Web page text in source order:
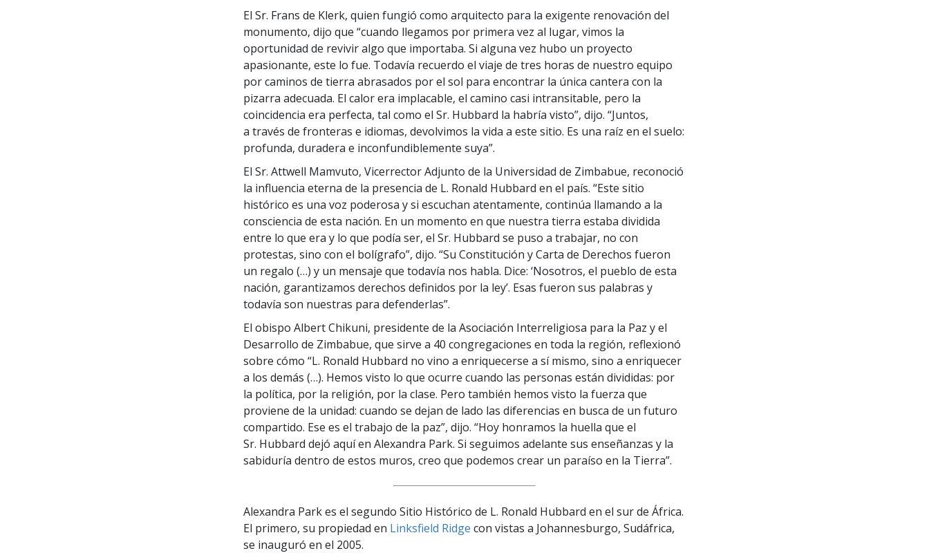
El Sr. Frans de Klerk, quien fungió como arquitecto para la exigente renovación del
monumento, dijo que “cuando llegamos por primera vez al lugar, vimos la
oportunidad de revivir algo que importaba. Si alguna vez hubo un proyecto
apasionante, este lo fue. Todavía recuerdo el viaje de tres horas de nuestro equipo
por caminos de tierra abrasados por el sol para encontrar la única cantera con la
pizarra adecuada. El calor era implacable, el camino casi intransitable, pero la
coincidencia era perfecta, tal como el Sr. Hubbard la habría visto”, dijo. “Juntos,
a través de fronteras e idiomas, devolvimos la vida a este sitio. Es una raíz en el suelo:
profunda, duradera e inconfundiblemente suya”.
El Sr. Attwell Mamvuto, Vicerrector Adjunto de la Universidad de Zimbabue, reconoció
la influencia eterna de la presencia de L. Ronald Hubbard en el país. “Este sitio
histórico es una voz poderosa y si escuchan atentamente, continúa llamando a la
consciencia de esta nación. En un momento en que nuestra tierra estaba dividida
entre lo que era y lo que podía ser, el Sr. Hubbard se puso a trabajar, no con
protestas, sino con el bolígrafo”, dijo. “Su Constitución y Carta de Derechos fueron
un regalo (…) y un mensaje que todavía nos habla. Dice: ‘Nosotros, el pueblo de esta
nación, garantizamos derechos definidos por la ley’. Esas fueron sus palabras y
todavía son nuestras para defenderlas”.
El obispo Albert Chikuni, presidente de la Asociación Interreligiosa para la Paz y el
Desarrollo de Zimbabue, que sirve a 40 congregaciones en toda la región, reflexionó
sobre cómo “L. Ronald Hubbard no vino a enriquecerse a sí mismo, sino a enriquecer
a los demás (…). Hemos visto lo que ocurre cuando las personas están divididas: por
la política, por la religión, por la clase. Pero también hemos visto la fuerza que
proviene de la unidad: cuando se dejan de lado las diferencias en busca de un futuro
compartido. Ese es el trabajo de la paz”, dijo. “Hoy honramos la huella que el
Sr. Hubbard dejó aquí en Alexandra Park. Si seguimos adelante sus enseñanzas y la
sabiduría dentro de estos muros, creo que podemos crear un paraíso en la Tierra”.
Alexandra Park es el segundo Sitio Histórico de L. Ronald Hubbard en el sur de África.
El primero, su propiedad en Linksfield Ridge con vistas a Johannesburgo, Sudáfrica,
se inauguró en el 2005.